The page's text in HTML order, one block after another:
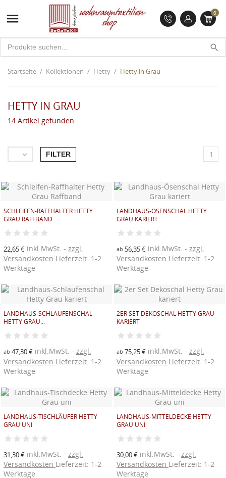
 0
search
Startseite Kollektionen Hetty Hetty in Grau
HETTY IN GRAU
14 Artikel gefunden
 FILTER 1
SCHLEIFEN-RAFFHALTER HETTY
GRAU RAFFBAND
22,65 € inkl.MwSt.
zzgl.
Versandkosten Lieferzeit: 1-2
Werktage
LANDHAUS-ÖSENSCHAL HETTY
GRAU KARIERT
ab 56,35 € inkl.MwSt.
zzgl.
Versandkosten Lieferzeit: 1-2
Werktage
LANDHAUS-SCHLAUFENSCHAL
HETTY GRAU...
ab 47,30 € inkl.MwSt.
zzgl.
Versandkosten Lieferzeit: 1-2
Werktage
2ER SET DEKOSCHAL HETTY GRAU
KARIERT
ab 75,25 € inkl.MwSt.
zzgl.
Versandkosten Lieferzeit: 1-2
Werktage
LANDHAUS-TISCHLÄUFER HETTY
GRAU UNI
31,30 € inkl.MwSt.
zzgl.
Versandkosten Lieferzeit: 1-2
Werktage
LANDHAUS-MITTELDECKE HETTY
GRAU UNI
30,00 € inkl.MwSt.
zzgl.
Versandkosten Lieferzeit: 1-2
Werktage